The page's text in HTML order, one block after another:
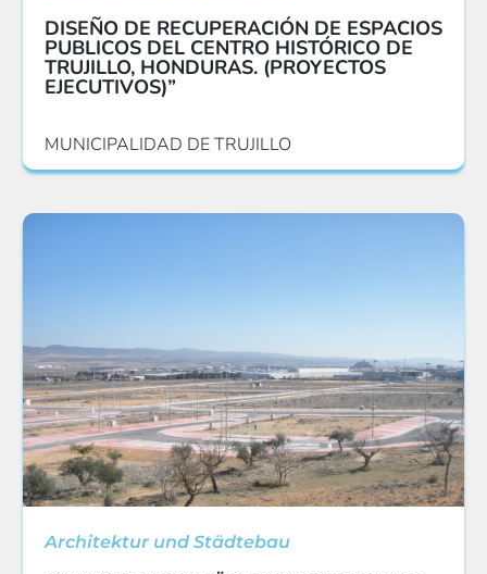
DISEÑO DE RECUPERACIÓN DE ESPACIOS
PUBLICOS DEL CENTRO HISTÓRICO DE
TRUJILLO, HONDURAS. (PROYECTOS
EJECUTIVOS)”
MUNICIPALIDAD DE TRUJILLO
Architektur und Städtebau